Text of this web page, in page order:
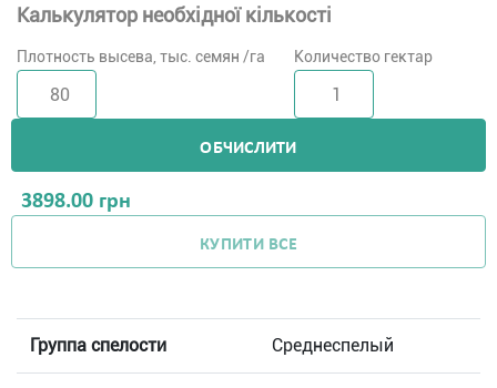
Калькулятор необхідної кількості
Плотность высева, тыс. семян /га Количество гектар
ОБЧИСЛИТИ
3898.00 грн
КУПИТИ ВСЕ
Группа спелости Среднеспелый